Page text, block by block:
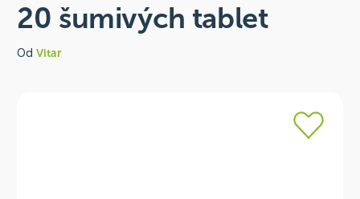
20 šumivých tablet
Od Vitar